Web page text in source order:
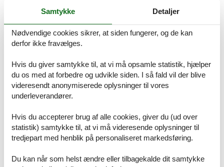
Optional buchbare Leistungen:
-Wäschepaket 25€ pro Person
Für Ihren PKW steht ein kostenloser Tiefgaragenstellplatz zur
Raumaufteilung
Wohn-/Schlafzimmer, 15 m², 2 Personen
Doppelbett - Size: 151-180 cm
Einzelcouch - variable size
Faciliteter
Afstand
Biograf
Hundestrand
Samtykke Detaljer
Nødvendige cookies sikrer, at siden fungerer, og de kan
derfor ikke fravælges.
Hvis du giver samtykke til, at vi må opsamle statistik, hjælper
du os med at forbedre og udvikle siden. I så fald vil der blive
videresendt anonymiserede oplysninger til vores
underleverandører.
Hvis du accepterer brug af alle cookies, giver du (ud over
statistik) samtykke til, at vi må videresende oplysninger til
tredjepart med henblik på personaliseret markedsføring.
Du kan når som helst ændre eller tilbagekalde dit samtykke